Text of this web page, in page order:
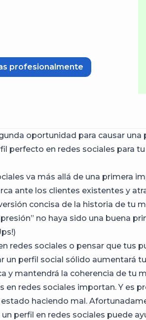
profesionalmente
oportunidad para causar una
perfecto en redes sociales para
va más allá de una primera
ante los clientes existentes y
concisa de la historia de tu
no haya sido una buena
redes sociales o pensar que tus
un perfil social sólido aumentará tu
y mantendrá la coherencia de tu
en redes sociales importan. Y es
haciendo mal.
perfil en redes sociales puede